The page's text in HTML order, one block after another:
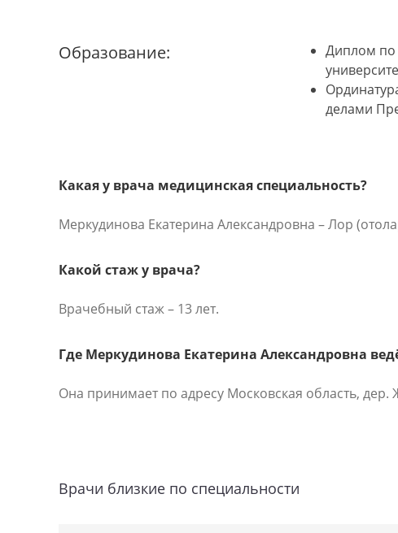
Образование:
Диплом по
делами
Какая у врача медицинская специальность?
Меркудинова Екатерина Александровна – Лор
Какой стаж у врача?
Врачебный стаж – 13 лет.
Где Меркудинова Екатерина Александровна
Она принимает по адресу Московская область, дер.
Врачи близкие по специальности